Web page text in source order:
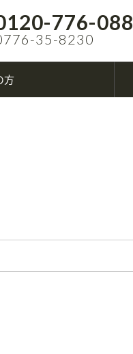
776-088
35-8230
方